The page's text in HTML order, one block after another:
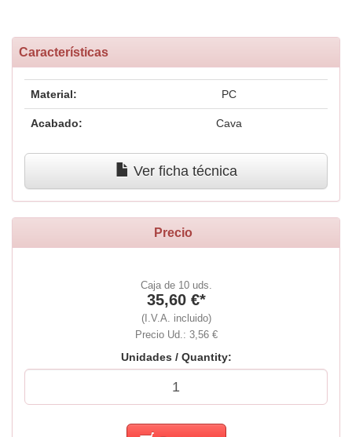
Características
Material: PC
Acabado: Cava
Ver ficha técnica
Precio
Caja de 10 uds.
35,60 €*
(I.V.A. incluido)
Precio Ud.: 3,56 €
Unidades / Quantity: